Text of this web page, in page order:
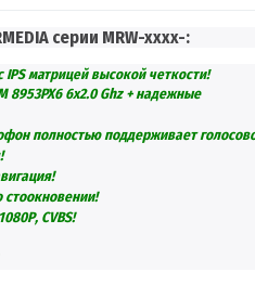
серии MRW-xxxx-:
матрицейвысокой четкости!
8953PX6 6x2.0 Ghz + надежные
полностью поддерживает
стоокновении!
1080P, CVBS!